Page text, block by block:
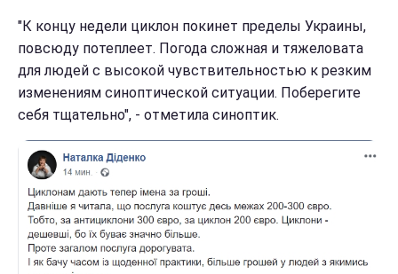
"К концу недели циклон покинет пределы Украины,
повсюду потеплеет. Погода сложная и тяжеловата
для людей с высокой чувствительностью к резким
изменениям синоптической ситуации. Поберегите
себя тщательно", - отметила синоптик.